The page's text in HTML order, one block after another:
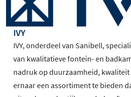
IVY
IVY, onderdeel van Sanibell,
van kwalitatieve fontein- en
nadruk op duurzaamheid,
ernaar een assortiment te bieden